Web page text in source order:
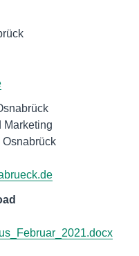
Marketing
Osnabrück